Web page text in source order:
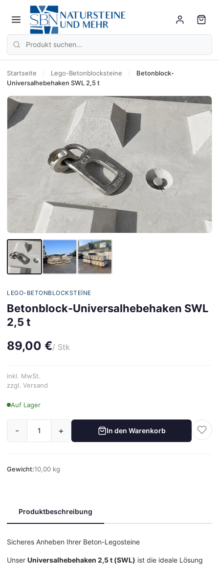
Startseite / Lego-Betonblocksteine /
Betonblock-
Universalhebehaken SWL 2,5 t
LEGO-BETONBLOCKSTEINE
Betonblock-Universalhebehaken SWL
2,5 t
89,00 €/ Stk
inkl. MwSt.
zzgl. Versand
Auf Lager
- + In den Warenkorb
Gewicht:10,00 kg
Produktbeschreibung
Sicheres Anheben Ihrer Beton-Legosteine
Unser Universalhebehaken 2,5 t (SWL) ist die ideale Lösung